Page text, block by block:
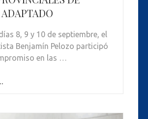
8, 9 y 10 de septiembre, el
Benjamín Pelozo participó
en las …